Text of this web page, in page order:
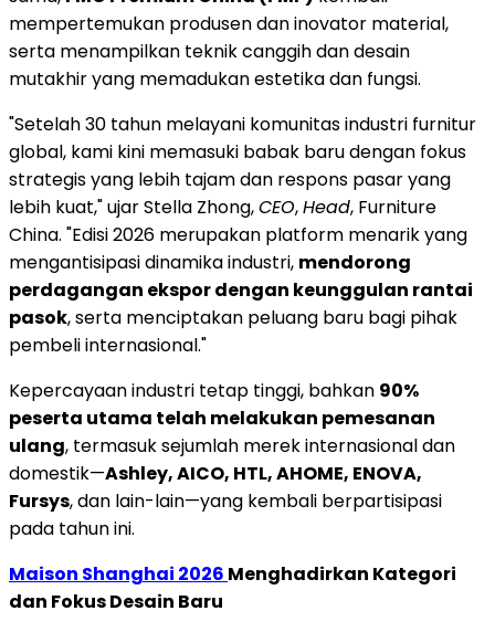
mempertemukan produsen dan inovator material,
serta menampilkan teknik canggih dan desain
mutakhir yang memadukan estetika dan fungsi.
"Setelah 30 tahun melayani komunitas industri furnitur
global, kami kini memasuki babak baru dengan fokus
strategis yang lebih tajam dan respons pasar yang
lebih kuat," ujar Stella Zhong,CEO,Head, Furniture
China. "Edisi 2026 merupakan platform menarik yang
mengantisipasi dinamika industri, mendorong
perdagangan ekspor dengan keunggulan rantai
pasok, serta menciptakan peluang baru bagi pihak
pembeli internasional."
Kepercayaan industri tetap tinggi, bahkan 90%
peserta utama telah melakukan pemesanan
ulang, termasuk sejumlah merek internasional dan
domestik—Ashley, AICO, HTL, AHOME, ENOVA,
Fursys, dan lain-lain—yang kembali berpartisipasi
pada tahun ini.
Maison Shanghai 2026 Menghadirkan Kategori
dan Fokus Desain Baru